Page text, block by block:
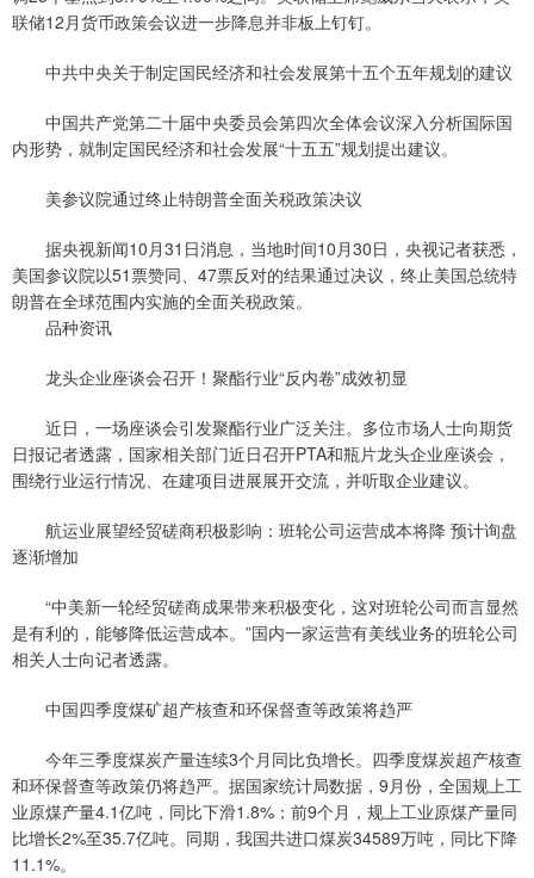
联储12月货币政策会议进一步降息并非板上钉钉。
中共中央关于制定国民经济和社会发展第十五个五年规划的建议
中国共产党第二十届中央委员会第四次全体会议深入分析国际国
内形势，就制定国民经济和社会发展“十五五”规划提出建议。
美参议院通过终止特朗普全面关税政策决议
据央视新闻10月31日消息，当地时间10月30日，央视记者获悉，
美国参议院以51票赞同、47票反对的结果通过决议，终止美国总统特
朗普在全球范围内实施的全面关税政策。
品种资讯
龙头企业座谈会召开！聚酯行业“反内卷”成效初显
近日，一场座谈会引发聚酯行业广泛关注。多位市场人士向期货
日报记者透露，国家相关部门近日召开PTA和瓶片龙头企业座谈会，
围绕行业运行情况、在建项目进展展开交流，并听取企业建议。
航运业展望经贸磋商积极影响：班轮公司运营成本将降 预计询盘
逐渐增加
“中美新一轮经贸磋商成果带来积极变化，这对班轮公司而言显然
是有利的，能够降低运营成本。”国内一家运营有美线业务的班轮公司
相关人士向记者透露。
中国四季度煤矿超产核查和环保督查等政策将趋严
今年三季度煤炭产量连续3个月同比负增长。四季度煤炭超产核查
和环保督查等政策仍将趋严。据国家统计局数据，9月份，全国规上工
业原煤产量4.1亿吨，同比下滑1.8%；前9个月，规上工业原煤产量同
比增长2%至35.7亿吨。同期，我国共进口煤炭34589万吨，同比下降
11.1%。